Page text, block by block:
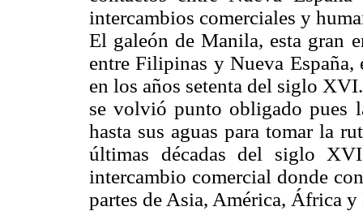
intercambios comerciales y
El galeón de Manila, esta gran
entre Filipinas y Nueva
en los años setenta del siglo
se volvió punto obligado pues
hasta sus aguas para tomar la
últimas décadas del siglo
intercambio comercial donde
partes de Asia, América, África y